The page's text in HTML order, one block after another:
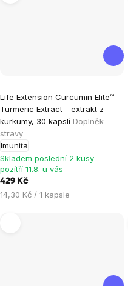
Life Extension Curcumin EIite™
Turmeric Extract - extrakt z
kurkumy, 30 kapslí Doplněk
stravy
Imunita
Skladem poslední 2 kusy
pozítří 11.8. u vás
429 Kč
Měrná
14,30 Kč / 1 kapsle